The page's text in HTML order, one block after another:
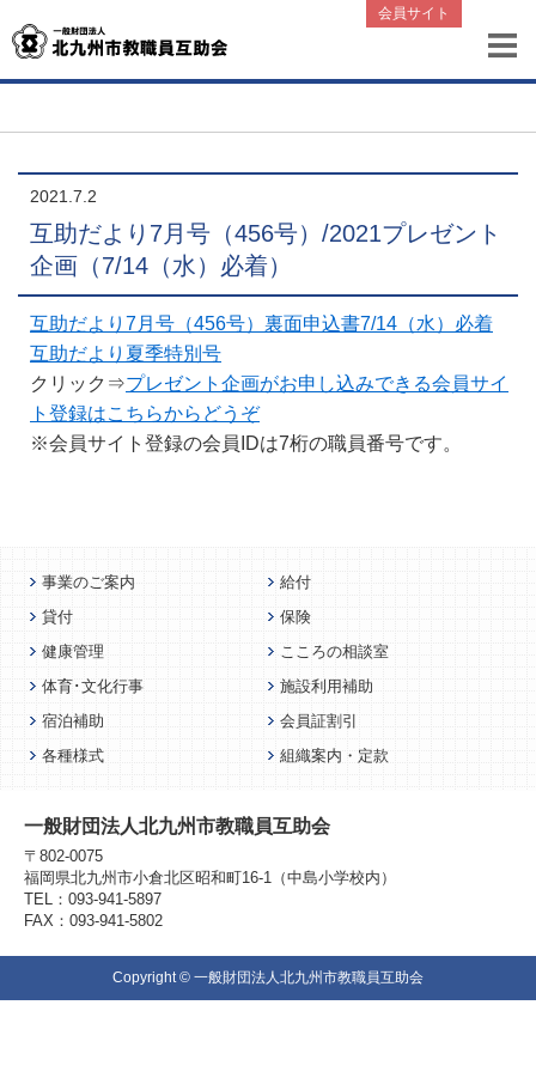
会員サイト
2021.7.2
互助だより7月号（456号）/2021プレゼント
企画（7/14（水）必着）
互助だより7月号（456号）裏面申込書7/14（水）必着
互助だより夏季特別号
クリック⇒プレゼント企画がお申し込みできる会員サイ
ト登録はこちらからどうぞ
※会員サイト登録の会員IDは7桁の職員番号です。
事業のご案内
給付
貸付
保険
健康管理
こころの相談室
体育･文化行事
施設利用補助
宿泊補助
会員証割引
各種様式
組織案内・定款
一般財団法人北九州市教職員互助会
〒802-0075
福岡県北九州市小倉北区昭和町16-1（中島小学校内）
TEL：093-941-5897
FAX：093-941-5802
Copyright © 一般財団法人北九州市教職員互助会